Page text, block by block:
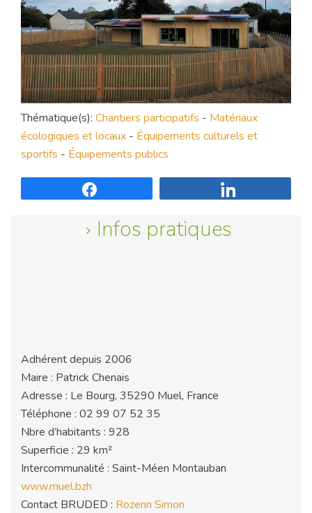
Thématique(s): Chantiers participatifs - Matériaux
écologiques et locaux - Équipements culturels et
sportifs - Équipements publics
Infos pratiques
Adhérent depuis 2006
Maire : Patrick Chenais
Adresse : Le Bourg, 35290 Muel, France
Téléphone : 02 99 07 52 35
Nbre d’habitants : 928
Superficie : 29 km²
Intercommunalité : Saint-Méen Montauban
www.muel.bzh
Contact BRUDED : Rozenn Simon